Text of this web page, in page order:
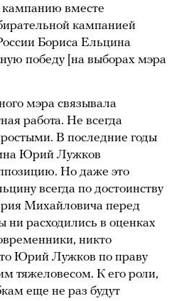
вместе
кампанией
Бориса Ельцина
победу [на выборах мэра
мэра связывала
работа. Не всегда
В последние годы
Юрий Лужков
Но даже это
всегда по достоинству
Михайловича перед
ни расходились в оценках
никто
Юрий Лужков по праву
тяжеловесом. К его роли,
еще не раз будут